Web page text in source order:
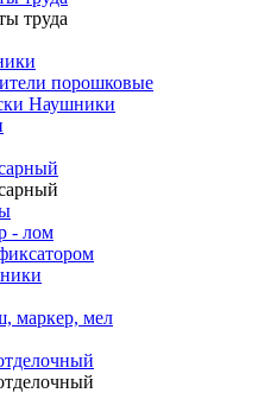
труда
порошковые
Наушники
- лом
маркер, мел